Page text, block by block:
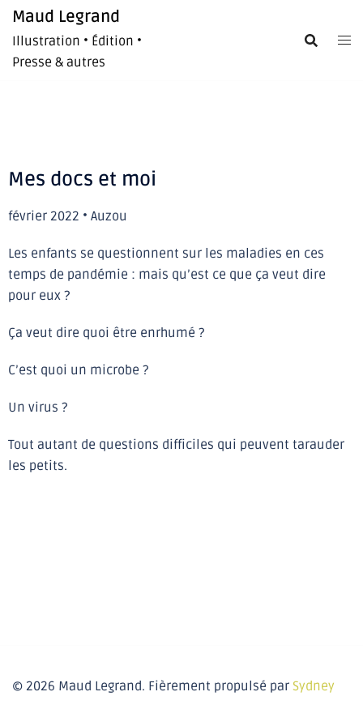
Maud Legrand
Illustration • Édition •
Presse & autres
Mes docs et moi
février 2022 • Auzou
Les enfants se questionnent sur les maladies en ces
temps de pandémie : mais qu’est ce que ça veut dire
pour eux ?
Ça veut dire quoi être enrhumé ?
C’est quoi un microbe ?
Un virus ?
Tout autant de questions difficiles qui peuvent tarauder
les petits.
© 2026 Maud Legrand. Fièrement propulsé par Sydney